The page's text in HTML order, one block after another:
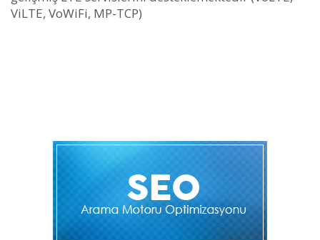
ViLTE, VoWiFi, MP-TCP)